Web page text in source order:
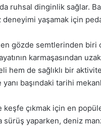
ruhsal dinginlik sağlar.
yaşamak için
en gözde semtlerinden
karmaşasından
hem de sağlıklı bir
yanı başındaki tarihi
keşfe çıkmak için en
yaparken, deniz